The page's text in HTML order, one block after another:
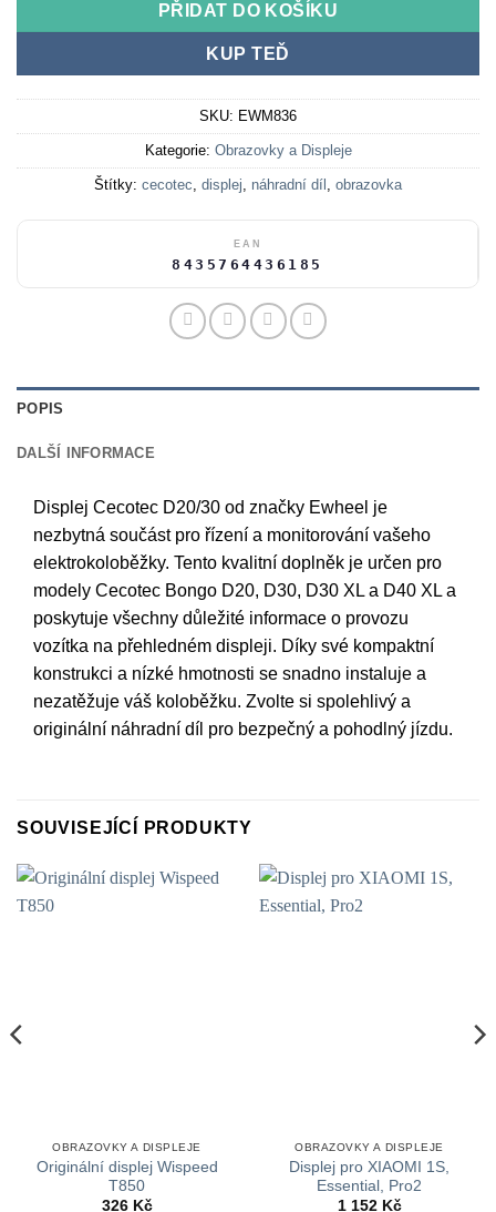
PŘIDAT DO KOŠÍKU
KUP TEĎ
SKU: EWM836
Kategorie: Obrazovky a Displeje
Štítky: cecotec, displej, náhradní díl , obrazovka
EAN
8435764436185
POPIS
DALŠÍ INFORMACE
Displej Cecotec D20/30 od značky Ewheel je
nezbytná součást pro řízení a monitorování vašeho
elektrokoloběžky. Tento kvalitní doplněk je určen pro
modely Cecotec Bongo D20, D30, D30 XL a D40 XL a
poskytuje všechny důležité informace o provozu
vozítka na přehledném displeji. Díky své kompaktní
konstrukci a nízké hmotnosti se snadno instaluje a
nezatěžuje váš koloběžku. Zvolte si spolehlivý a
originální náhradní díl pro bezpečný a pohodlný jízdu.
SOUVISEJÍCÍ PRODUKTY
OBRAZOVKY A DISPLEJE
Originální displej Wispeed
T850
326 Kč
OBRAZOVKY A DISPLEJE
Displej pro XIAOMI 1S,
Essential, Pro2
1 152 Kč